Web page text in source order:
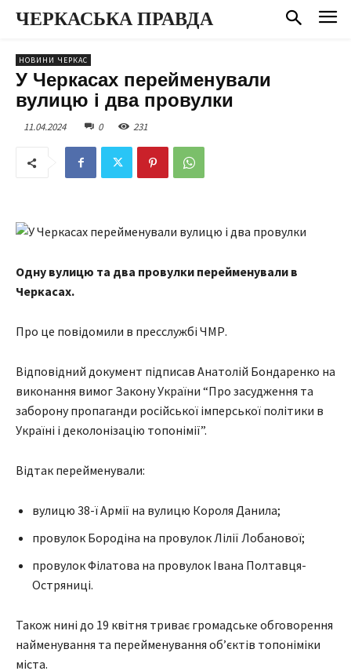
ЧЕРКАСЬКА ПРАВДА
НОВИНИ ЧЕРКАС
У Черкасах перейменували
вулицю і два провулки
11.04.2024 0 231
Одну вулицю та два провулки перейменували в
Черкасах.
Про це повідомили в пресслужбі ЧМР.
Відповідний документ підписав Анатолій Бондаренко на
виконання вимог Закону України “Про засудження та
заборону пропаганди російської імперської політики в
Україні і деколонізацію топонімії”.
Відтак перейменували:
вулицю 38-ї Армії на вулицю Короля Данила;
провулок Бородіна на провулок Лілії Лобанової;
провулок Філатова на провулок Івана Полтавця-
Остряниці.
Також нині до 19 квітня триває громадське обговорення
найменування та перейменування об’єктів топоніміки
міста.